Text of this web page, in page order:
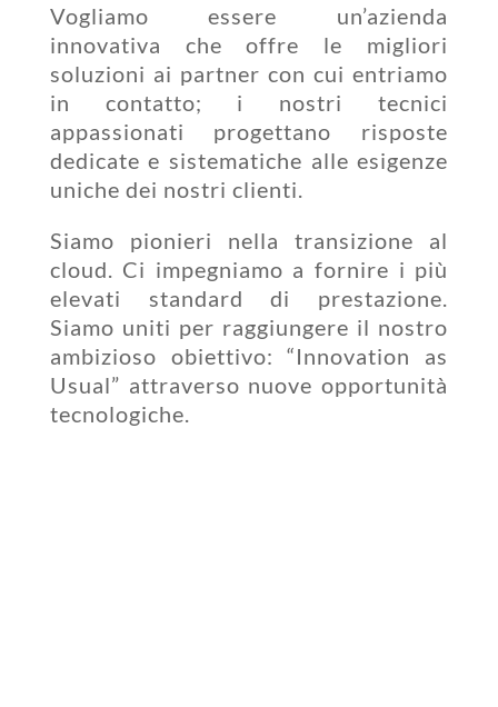
Vogliamo essere un’azienda
innovativa che offre le migliori
soluzioni ai partner con cui entriamo
in contatto; i nostri tecnici
appassionati progettano risposte
dedicate e sistematiche alle esigenze
uniche dei nostri clienti.
Siamo pionieri nella transizione al
cloud. Ci impegniamo a fornire i più
elevati standard di prestazione.
Siamo uniti per raggiungere il nostro
ambizioso obiettivo: “Innovation as
Usual” attraverso nuove opportunità
tecnologiche.